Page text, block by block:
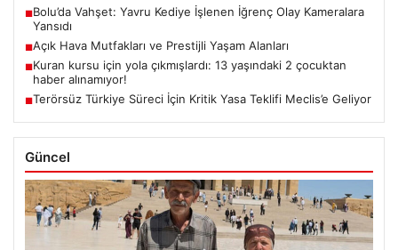
■Bolu’da Vahşet: Yavru Kediye İşlenen İğrenç Olay Kameralara
Yansıdı
■Açık Hava Mutfakları ve Prestijli Yaşam Alanları
■Kuran kursu için yola çıkmışlardı: 13 yaşındaki 2 çocuktan
haber alınamıyor!
■Terörsüz Türkiye Süreci İçin Kritik Yasa Teklifi Meclis’e Geliyor
Güncel